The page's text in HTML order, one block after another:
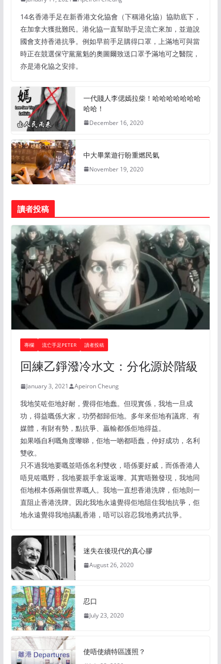
14名香港手足在新香港文化協會（下稱港化協）協助底下，
在加拿大獲批難民。港化協一直幫助手足流亡來加，並遊說
國會支持香港抗爭。例如早前手足購得口罩，上滿地可與當
時正在競選保守黨黨魁的奧圖爾致送口罩予滿地可之醫院，
亦是港化協之安排。
一代賤人李偲嫣拉柴！哈哈哈哈哈哈哈
哈哈！
December 16, 2020
中大畢業遊行盼重燃民氣
November 19, 2020
讀者投稿
專欄 流亡手足PETER 讀者投稿
回練乙錚潑冷水文：分化源於階級
January 3, 2021 Apeiron Cheung
我地笑咗佢地好耐，覺得佢地蠢。但現實係，我地一旦成
功，得益嘅係大家，功勞都歸佢地。多年來佢地有議席、有
媒體，有財有勢，點抗爭、贏輸都係佢地得益。
如果喺自利嘅角度嚟睇，佢地一啲都唔蠢，仲好成功，名利
雙收。
只不過我地要嘅並唔係名利雙收，唔係要好威，而係香港人
唔見咗嘅野，我地要親手拿返返嚟。其實唔難發現，我地同
佢地根本係兩個世界嘅人。我地一直想香港洗牌，佢地則一
直阻止香港洗牌。因此我地永遠覺得佢地阻住我地抗爭，佢
地永遠覺得我地搞亂香港，唔可以容忍我地勇武抗爭。
迷失在後現代的真心膠
August 26, 2020
忍口
July 23, 2020
使唔使續特區護照？